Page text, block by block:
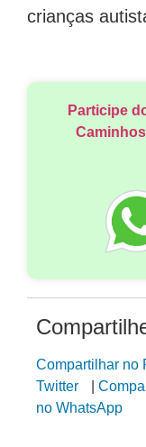
crianças
Participe
Compartilhar no
Twitter
no WhatsApp